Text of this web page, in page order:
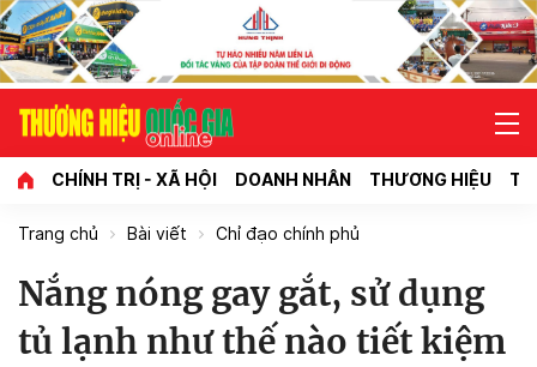
CHÍNH TRỊ - XÃ HỘI DOANH NHÂN THƯƠNG HIỆU
Trang chủ Bài viết Chỉ đạo chính phủ
Nắng nóng gay gắt, sử dụng
tủ lạnh như thế nào tiết kiệm